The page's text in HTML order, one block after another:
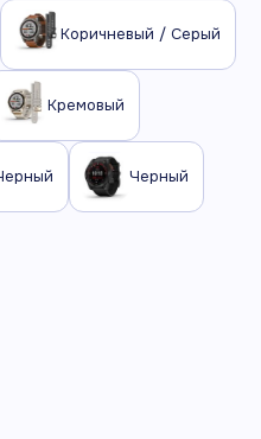
Коричневый / Серый
Кремовый
Черный